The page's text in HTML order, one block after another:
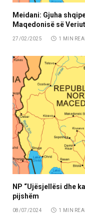
Meidani: Gjuha
Maqedonisë së
27/02/2025 1 MIN
NP “Ujësjellësi dhe
pijshëm
08/07/2024 1 MIN